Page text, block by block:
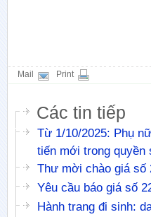
Mail Print
Các tin tiếp
Từ 1/10/2025: Phụ
tiến mới trong quyền
Thư mời chào giá số
Yêu cầu báo giá số
Hành trang đi sinh: